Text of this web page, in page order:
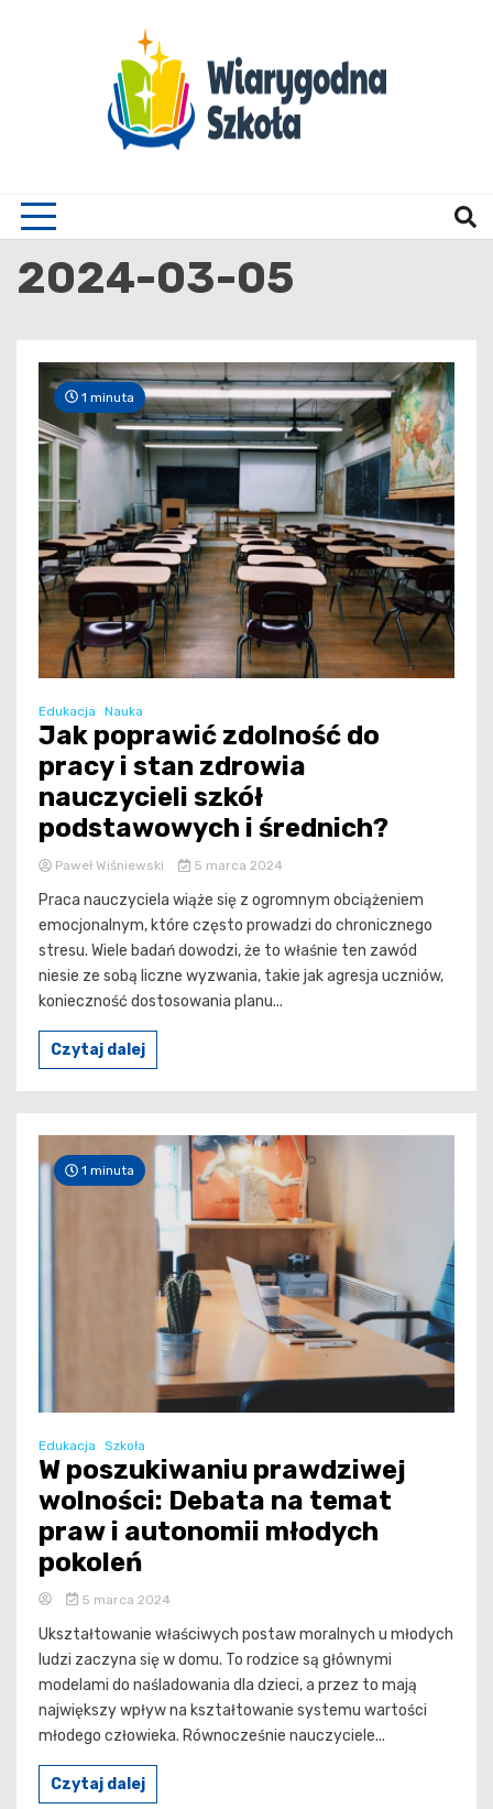
2024-03-05
1 minuta
Edukacja Nauka
Jak poprawić zdolność do
pracy i stan zdrowia
nauczycieli szkół
podstawowych i średnich?
Paweł Wiśniewski 5 marca 2024
Praca nauczyciela wiąże się z ogromnym obciążeniem
emocjonalnym, które często prowadzi do chronicznego
stresu. Wiele badań dowodzi, że to właśnie ten zawód
niesie ze sobą liczne wyzwania, takie jak agresja uczniów,
konieczność dostosowania planu...
Czytaj dalej
1 minuta
Edukacja Szkoła
W poszukiwaniu prawdziwej
wolności: Debata na temat
praw i autonomii młodych
pokoleń
5 marca 2024
Ukształtowanie właściwych postaw moralnych u młodych
ludzi zaczyna się w domu. To rodzice są głównymi
modelami do naśladowania dla dzieci, a przez to mają
największy wpływ na kształtowanie systemu wartości
młodego człowieka. Równocześnie nauczyciele...
Czytaj dalej